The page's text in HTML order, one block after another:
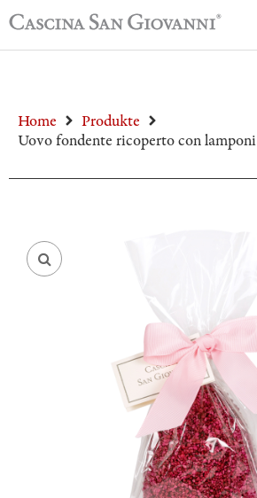
Home
Produkte
Uovo fondente ricoperto con lamponi